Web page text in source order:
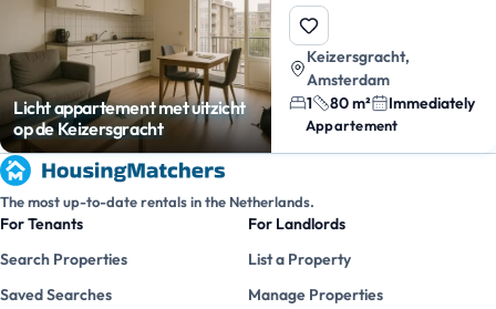
Licht appartement met uitzicht
op de Keizersgracht
Keizersgracht,
Amsterdam
1
80 m² Immediately
Appartement
The most up-to-date rentals in the Netherlands.
For Tenants
Search Properties
Saved Searches
For Landlords
List a Property
Manage Properties